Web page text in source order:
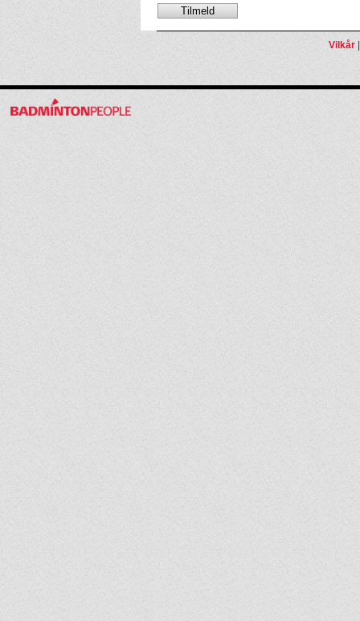
Vilkår